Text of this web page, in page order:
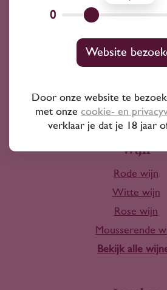
Wij kunnen je altijd
10+ jaar
Wijn
Rode wijn
Witte wijn
Rose wijn
Mousserende
Bekijk alle
0
Website
Door onze website te
met onze cookie- en
verklaar je dat je 18 jaar